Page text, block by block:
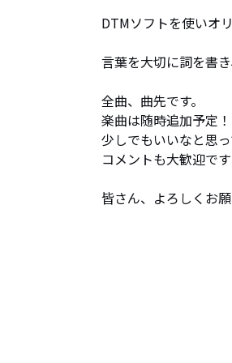
DTMソフトを使いオ
言葉を大切に詞を書
全曲、曲先です。
楽曲は随時追加予定！
少しでもいいなと思
コメントも大歓迎です
皆さん、よろしくお